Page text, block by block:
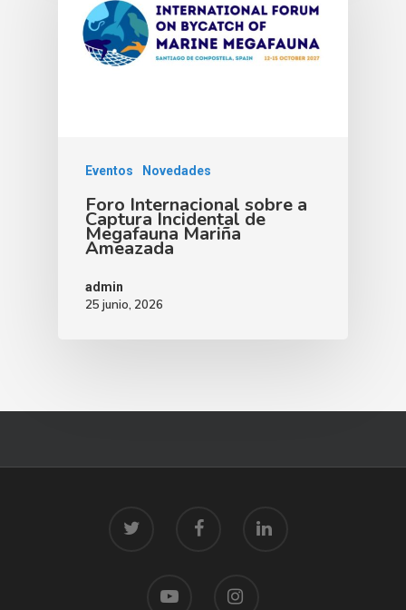
Eventos Novedades
Foro Internacional sobre a
Captura Incidental de
Megafauna Mariña
Ameazada
admin
25 junio, 2026